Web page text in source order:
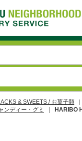
& SWEETS / お菓子類
ンディー・グミ
HARIBO